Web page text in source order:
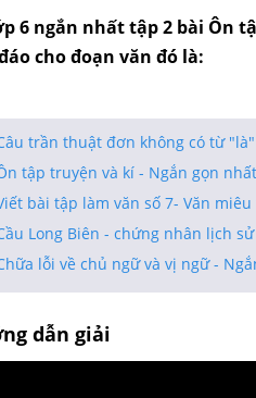
6 ngắn nhất tập 2 bài Ôn
cho đoạn văn đó là:
trần thuật đơn không có từ
tập truyện và kí - Ngắn gọn nhất
bài tập làm văn số 7- Văn
Long Biên - chứng nhân lịch
lỗi về chủ ngữ và vị ngữ -
dẫn giải